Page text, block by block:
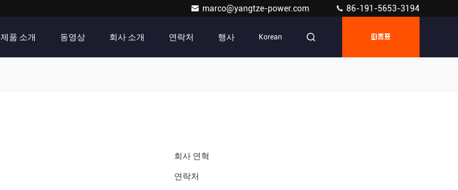
marco@yangtze-power.com 86-191-5653-3194
제품 소개 동영상 회사 소개 연락처 행사 Korean 따옴표
회사 연혁
연락처